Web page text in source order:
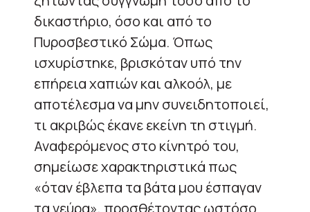
δικαστήριο, όσο και από το
Πυροσβεστικό Σώμα. Όπως
ισχυρίστηκε, βρισκόταν υπό την
επήρεια χαπιών και αλκοόλ, με
αποτέλεσμα να μην συνειδητοποιεί,
τι ακριβώς έκανε εκείνη τη στιγμή.
Αναφερόμενος στο κίνητρό του,
σημείωσε χαρακτηριστικά πως
«όταν έβλεπα τα βάτα μου έσπαγαν
τα νεύρα», προσθέτοντας ωστόσο